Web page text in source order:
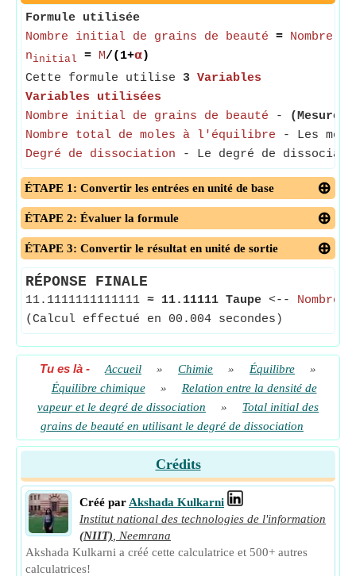
Formule utilisée
Nombre initial de grains de beauté = Nombre
ninitial = M/(1+𝝰)
Cette formule utilise 3 Variables
Variables utilisées
Nombre initial de grains de beauté -
(Mesuré
Nombre total de moles à l'équilibre - Les
Degré de dissociation - Le degré de
ÉTAPE 1: Convertir les entrées en unité de base
ÉTAPE 2: Évaluer la formule
ÉTAPE 3: Convertir le résultat en unité de sortie
RÉPONSE FINALE
11.1111111111111 ≈ 11.11111 Taupe <--
(Calcul effectué en 00.004 secondes)
Tu es là - Accueil » Chimie » Équilibre
»
Équilibre chimique
»
Relation entre la densité de
vapeur et le degré de dissociation
»
Total initial des
grains de beauté en utilisant le degré de dissociation
Crédits
Créé par Akshada Kulkarni
Institut national des technologies de l'information
(NIIT)
Neemrana
Akshada Kulkarni a créé cette calculatrice et 500+ autres
calculatrices!